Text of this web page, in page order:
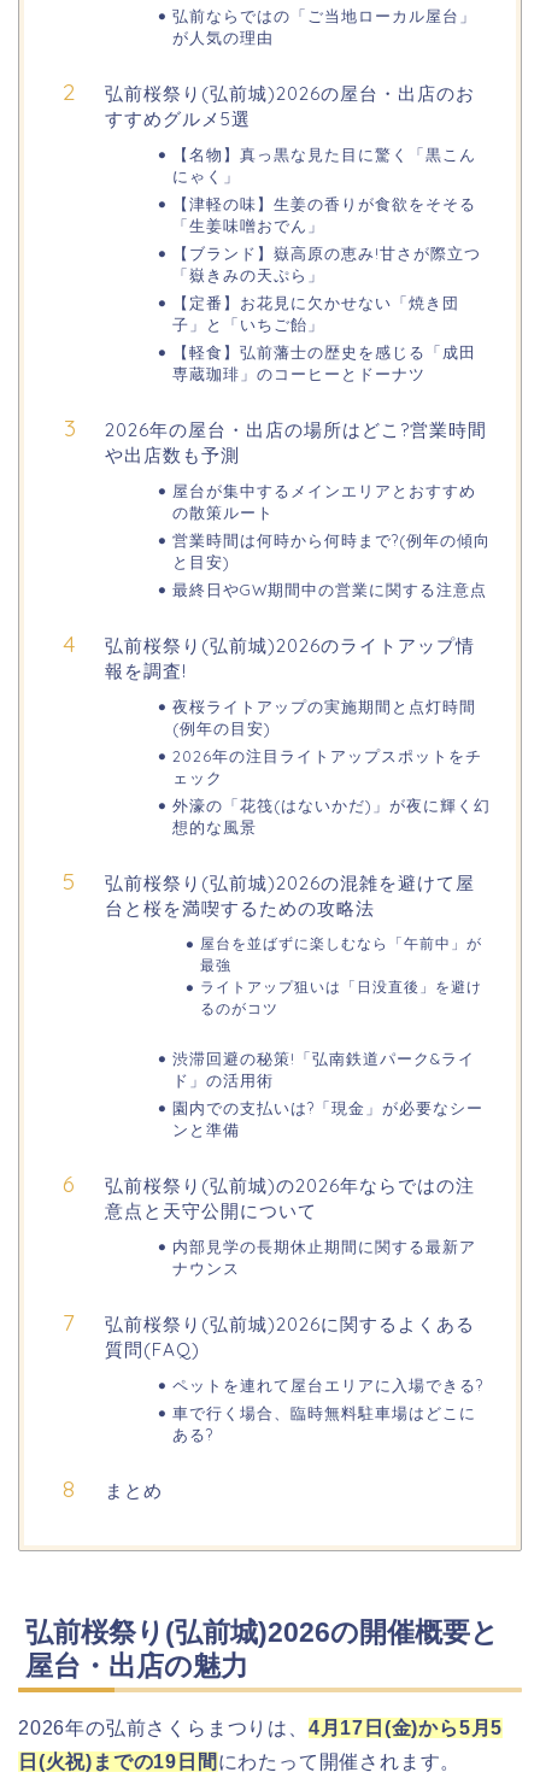
海遊館GW(ゴールデンウィーク)の混
雑(混み具合)状況はどうなる?
日岡山公園の桜(花見)2026の屋台・出
店はいつまで?ライトアップ情報も!
華蔵寺公園の桜(花祭り)2026の屋台
(出店)は?ライトアップ・駐車場も!
悠久山公園桜祭り2026の屋台や出店
高崎城址公園(高崎公園)桜祭り2026の
屋台やライトアップはいつまで?
日立さくらまつり2026の屋台・出店ま
熊谷桜祭り(花見)2026の屋台(出店)の
時間はいつまで?ライトアップも!
福井桜祭り2026の屋台は何時まで(い
幸楽苑の餃子や麺はまずいの声は本
上田城桜祭り2026屋台・出店まとめ!
明治大学卒業式2026のゲストの歴代や
芸能人(有名人)は?保護者(親)も!
台・出店は?混雑情報も!
角館桜まつり2026の屋台(出店)やライ
トアップは?駐車場も調査!
大河原桜まつり(千本桜)2026の屋台の
弘前ならではの「ご当地ローカル屋台」
が人気の理由
弘前桜祭り(弘前城)2026の屋台・出店のお
すすめグルメ5選
【名物】真っ黒な見た目に驚く「黒こん
にゃく」
【津軽の味】生姜の香りが食欲をそそる
「生姜味噌おでん」
【ブランド】嶽高原の恵み!甘さが際立つ
「嶽きみの天ぷら」
【定番】お花見に欠かせない「焼き団
子」と「いちご飴」
【軽食】弘前藩士の歴史を感じる「成田
専蔵珈琲」のコーヒーとドーナツ
2026年の屋台・出店の場所はどこ?営業時間
や出店数も予測
屋台が集中するメインエリアとおすすめ
の散策ルート
営業時間は何時から何時まで?(例年の傾向
と目安)
最終日やGW期間中の営業に関する注意点
弘前桜祭り(弘前城)2026のライトアップ情
報を調査!
夜桜ライトアップの実施期間と点灯時間
(例年の目安)
2026年の注目ライトアップスポットをチ
ェック
外濠の「花筏(はないかだ)」が夜に輝く幻
想的な風景
弘前桜祭り(弘前城)2026の混雑を避けて屋
台と桜を満喫するための攻略法
屋台を並ばずに楽しむなら「午前中」が
最強
ライトアップ狙いは「日没直後」を避け
るのがコツ
渋滞回避の秘策!「弘南鉄道パーク&ライ
ド」の活用術
園内での支払いは?「現金」が必要なシー
ンと準備
弘前桜祭り(弘前城)の2026年ならではの注
意点と天守公開について
内部見学の長期休止期間に関する最新ア
ナウンス
弘前桜祭り(弘前城)2026に関するよくある
質問(FAQ)
ペットを連れて屋台エリアに入場できる?
車で行く場合、臨時無料駐車場はどこに
ある?
まとめ
弘前桜祭り(弘前城)2026の開催概要と
屋台・出店の魅力
2026年の弘前さくらまつりは、 4月17日(金)から5月5
日(火祝)までの19日間 にわたって開催されます。